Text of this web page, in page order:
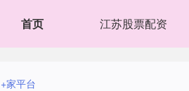
首页 江苏股票配资
+家平台